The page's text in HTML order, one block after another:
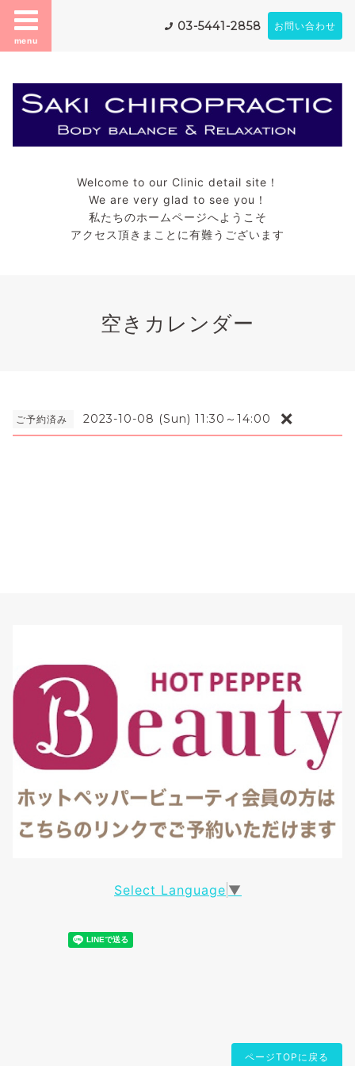
menu
03-5441-2858 お問い合わせ
Welcome to our Clinic detail site！
We are very glad to see you！
私たちのホームページへようこそ
アクセス頂きまことに有難うございます
空きカレンダー
ご予約済み 2023-10-08 (Sun) 11:30～14:00 ❌
Select Language ▼
ページTOPに戻る